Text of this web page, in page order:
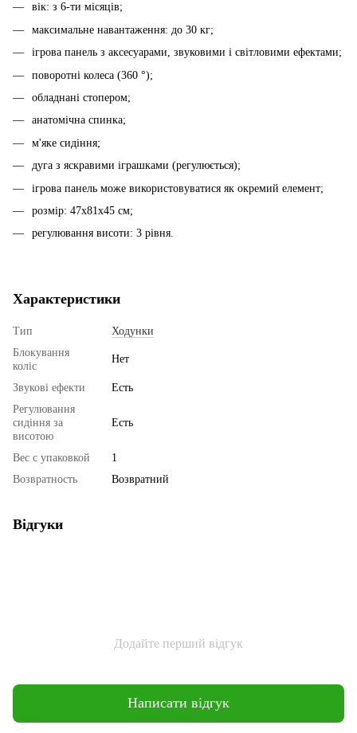
вік: з 6-ти місяців;
максимальне навантаження: до 30 кг;
ігрова панель з аксесуарами, звуковими і світловими ефектами;
поворотні колеса (360 °);
обладнані стопером;
анатомічна спинка;
м'яке сидіння;
дуга з яскравими іграшками (регулюється);
ігрова панель може використовуватися як окремий елемент;
розмір: 47х81х45 см;
регулювання висоти: 3 рівня.
Характеристики
Тип
Ходунки
Блокування
коліс
Нет
Звукові ефекти
Есть
Регулювання
сидіння за
висотою
Есть
Вес с упаковкой
1
Возвратность
Возвратний
Відгуки
Додайте перший відгук
Написати відгук